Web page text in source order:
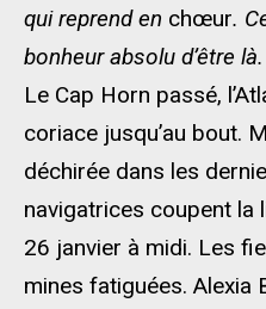
qui reprend en chœur.
bonheur absolu d’être
Le Cap Horn passé,
coriace jusqu’au bout.
déchirée dans les
navigatrices coupent la
26 janvier à midi. Les
mines fatiguées. Alexia